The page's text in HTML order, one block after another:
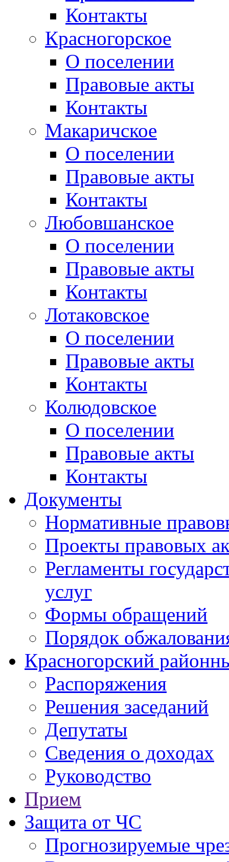
Контакты
Красногорское
О поселении
Правовые акты
Контакты
Макаричское
О поселении
Правовые акты
Контакты
Любовшанское
О поселении
Правовые акты
Контакты
Лотаковское
О поселении
Правовые акты
Контакты
Колюдовское
О поселении
Правовые акты
Контакты
Документы
Нормативные
Проекты правовых
Регламенты
услуг
Формы обращений
Порядок
Красногорский
Распоряжения
Решения заседаний
Депутаты
Сведения о доходах
Руководство
Прием
Защита от ЧС
Прогнозируемые